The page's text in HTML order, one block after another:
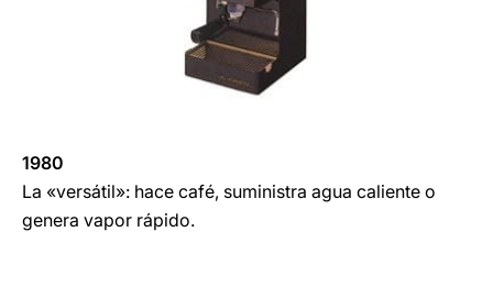
1980
La «versátil»: hace café, suministra agua caliente o
genera vapor rápido.